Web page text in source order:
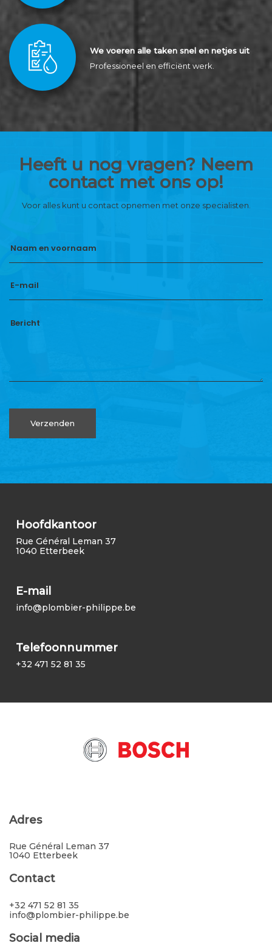
We voeren alle taken snel en netjes uit
Professioneel en efficiënt werk.
Heeft u nog vragen? Neem
contact met ons op!
Voor alles kunt u contact opnemen met onze specialisten.
Hoofdkantoor
Rue Général Leman 37
1040 Etterbeek
E-mail
info@plombier-philippe.be
Telefoonnummer
+32 471 52 81 35
Adres
Rue Général Leman 37
1040 Etterbeek
Contact
+32 471 52 81 35
info@plombier-philippe.be
Social media